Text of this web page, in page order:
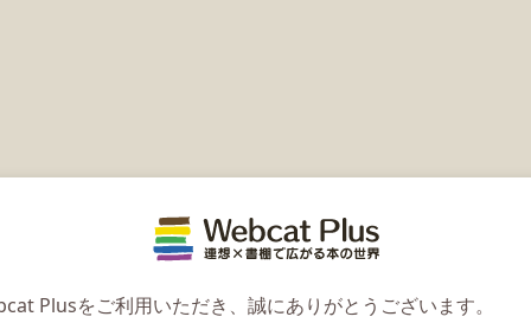
Plusをご利用いただき、誠にありがとうございます。